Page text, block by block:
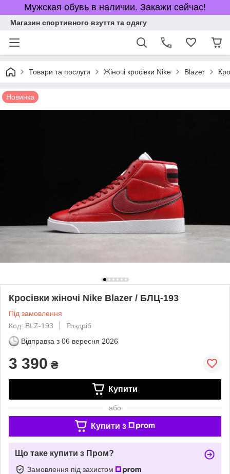
Мужская обувь в наличии. Закажи сейчас!
Магазин спортивного взуття та одягу
Товари та послуги Жіночі кросівки Nike Blazer
Новинка
Кросівки жіночі Nike Blazer / БЛЦ-193
Під замовлення
Код: BLZ-193
Роздріб
Відправка з 06 вересня 2026
3 390 ₴
Купити
або
Купити з
Що таке купити з Пром?
Замовлення під захистом